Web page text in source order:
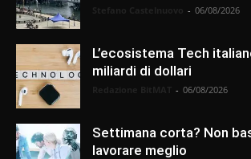
- 06/08/2026
L’ecosistema Tech
miliardi di dollari
- 06/08/2026
Settimana corta? Non
lavorare meglio